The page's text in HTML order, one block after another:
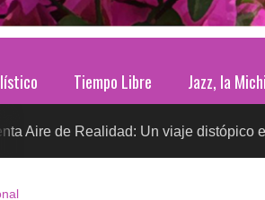
Tiempo Libre Jazz, la
Realidad: Un viaje distópico entre la